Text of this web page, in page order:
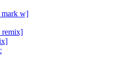
mark w]
remix]